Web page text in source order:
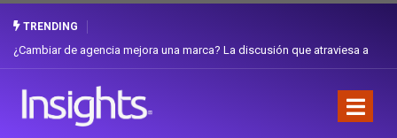
TRENDING
Gabriela Herrera y el arte de cambiarse el sombrero en Corporación